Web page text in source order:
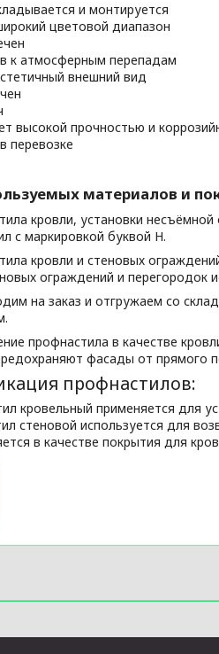
и монтируется
цветовой диапазон
к атмосферным перепадам
внешний вид
высокой прочностью и
перевозке
материалов и
кровли, установки
с маркировкой буквой Н.
кровли и стеновых
ограждений и перегородок
на заказ и отгружаем со
профнастила в качестве
фасады от прямого
профнастилов:
кровельный применяется для
стеновой используется для
в качестве покрытия для